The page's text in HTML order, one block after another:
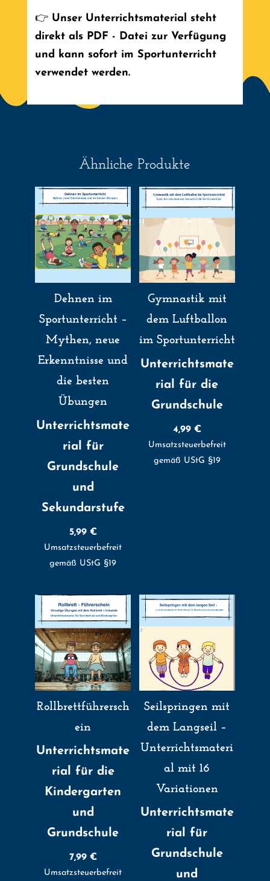
👉 Unser Unterrichtsmaterial steht
direkt als PDF - Datei zur Verfügung
und kann sofort im Sportunterricht
verwendet werden.
Ähnliche Produkte
Dehnen im
Sportunterricht –
Mythen, neue
Erkenntnisse und
die besten
Übungen
Unterrichtsmate
rial für
Grundschule
und
Sekundarstufe
5,99 €
Umsatzsteuerbefreit
gemäß UStG §19
Gymnastik mit
dem Luftballon
im Sportunterricht
Unterrichtsmate
rial für die
Grundschule
4,99 €
Umsatzsteuerbefreit
gemäß UStG §19
Rollbrettführersch
ein
Unterrichtsmate
rial für die
Kindergarten
und
Grundschule
7,99 €
Umsatzsteuerbefreit
Seilspringen mit
dem Langseil –
Unterrichtsmateri
al mit 16
Variationen
Unterrichtsmate
rial für
Grundschule
und